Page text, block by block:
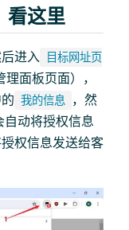
看这里
进入
目标网址页
面板页面），
我的信息
，然
自动将授权信息
权信息发送给客